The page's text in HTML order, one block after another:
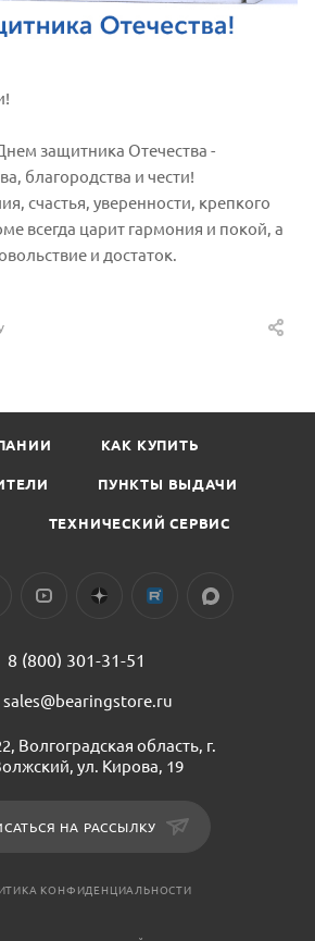
защитника Отечества -
благородства и чести!
счастья, уверенности, крепкого
всегда царит гармония и покой, а
и достаток.
КАК КУПИТЬ
ПУНКТЫ ВЫДАЧИ
ТЕХНИЧЕСКИЙ СЕРВИС
8 (800) 301-31-51
sales@bearingstore.ru
Волгоградская область, г.
ул. Кирова, 19
НА РАССЫЛКУ
КОНФИДЕНЦИАЛЬНОСТИ